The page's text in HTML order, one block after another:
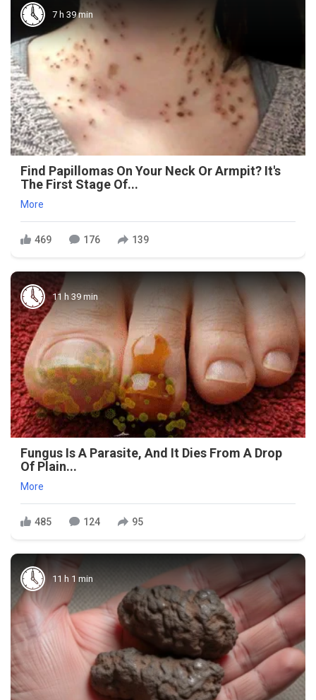
7 h 39 min
Find Papillomas On Your Neck Or Armpit? It's
The First Stage Of...
More
469 176 139
11 h 39 min
Fungus Is A Parasite, And It Dies From A Drop
Of Plain...
More
485 124 95
11 h 1 min